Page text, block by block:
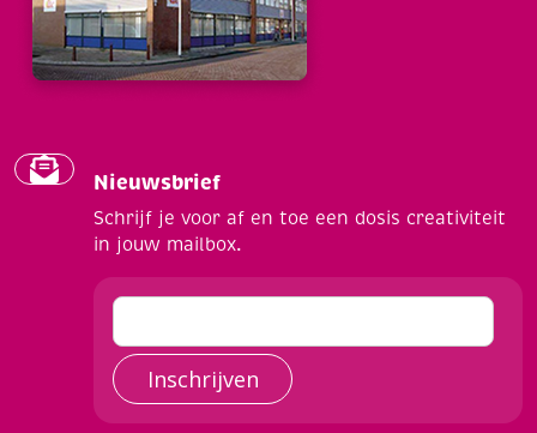
Nieuwsbrief
Schrijf je voor af en toe een dosis creativiteit
in jouw mailbox.
Inschrijven